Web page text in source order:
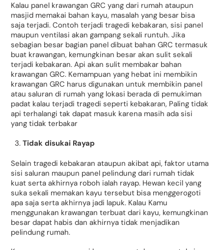
Kalau panel krawangan GRC yang dari rumah ataupun
masjid memakai bahan kayu, masalah yang besar bisa
saja terjadi. Contoh terjadi tragedi kebakaran, sisi panel
maupun ventilasi akan gampang sekali runtuh. Jika
sebagian besar bagian panel dibuat bahan GRC termasuk
buat krawangan, kemungkinan besar akan sulit sekali
terjadi kebakaran. Api akan sulit membakar bahan
krawangan GRC. Kemampuan yang hebat ini membikin
krawangan GRC harus digunakan untuk membikin panel
atau saluran di rumah yang lokasi berada di pemukiman
padat kalau terjadi tragedi seperti kebakaran, Paling tidak
api terhalangi tak dapat masuk karena masih ada sisi
yang tidak terbakar
Tidak disukai Rayap
Selain tragedi kebakaran ataupun akibat api, faktor utama
sisi saluran maupun panel pelindung dari rumah tidak
kuat serta akhirnya roboh ialah rayap. Hewan kecil yang
suka sekali memakan kayu tersebut bisa menggerogoti
apa saja serta akhirnya jadi lapuk. Kalau Kamu
menggunakan krawangan terbuat dari kayu, kemungkinan
besar dapat habis dan akhirnya tidak menjadikan
pelindung rumah.